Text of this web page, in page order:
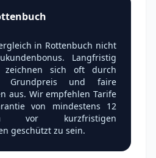
in Rottenbuch nicht
Langfristig
zeichnen sich oft durch
Grundpreis und faire
aus. Wir empfehlen Tarife
von mindestens 12
vor kurzfristigen
geschützt zu sein.